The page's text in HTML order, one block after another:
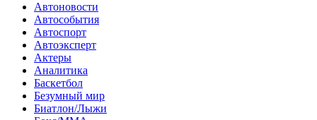
Автоновости
Автособытия
Автоспорт
Автоэксперт
Актеры
Аналитика
Баскетбол
Безумный мир
Биатлон/Лыжи